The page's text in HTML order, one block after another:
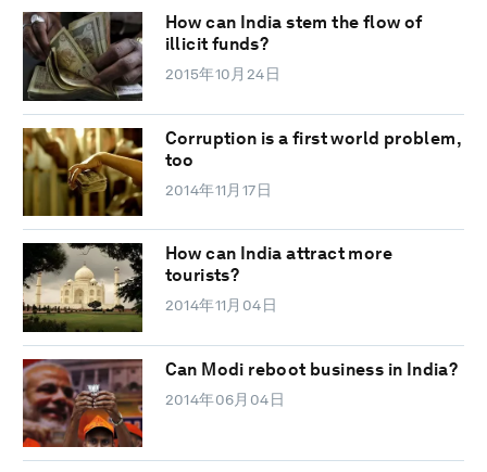
How can India stem the flow of
illicit funds?
2015年10月24日
Corruption is a first world problem,
too
2014年11月17日
How can India attract more
tourists?
2014年11月04日
Can Modi reboot business in India?
2014年06月04日